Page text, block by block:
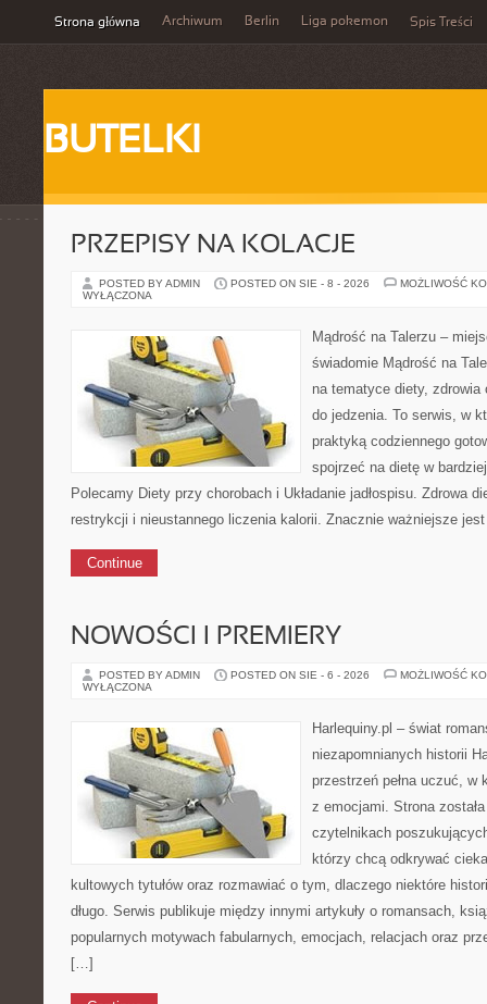
Strona główna Archiwum Berlin Liga pokemon Spis Treści
BUTELKI
PRZEPISY NA KOLACJE
POSTED BY ADMIN POSTED ON SIE - 8 - 2026
MOŻLIWOŚĆ
WYŁĄCZONA
Mądrość na Talerzu –
świadomie Mądrość na
na tematyce diety,
do jedzenia. To serwis, w
praktyką codziennego
spojrzeć na dietę w
Polecamy Diety przy chorobach i Układanie jadłospisu. Zdrowa
restrykcji i nieustannego liczenia kalorii. Znacznie ważniejsze
Continue
NOWOŚCI I PREMIERY
POSTED BY ADMIN POSTED ON SIE - 6 - 2026
MOŻLIWOŚĆ
WYŁĄCZONA
Harlequiny.pl – świat
niezapomnianych historii
przestrzeń pełna uczuć, w
z emocjami. Strona
czytelnikach
którzy chcą odkrywać
kultowych tytułów oraz rozmawiać o tym, dlaczego niektóre
długo. Serwis publikuje między innymi artykuły o romansach,
popularnych motywach fabularnych, emocjach, relacjach oraz
[…]